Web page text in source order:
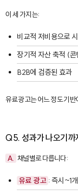
이 세 가지는:
비교적 저비용으로
장기적 자산 축적 (
B2B에 검증된 효과
유료 광고는 어느 정도 기
Q5. 성과가 나오기까
A. 채널별로 다릅니다:
유료 광고 : 즉시~1